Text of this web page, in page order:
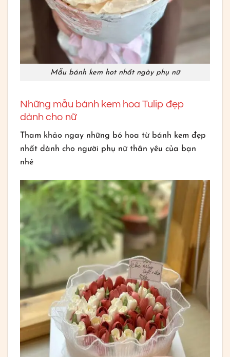
Mẫu bánh kem hot nhất ngày phụ nữ
Những mẫu bánh kem hoa Tulip đẹp
dành cho nữ
Tham khảo ngay những bó hoa từ bánh kem đẹp
nhất dành cho người phụ nữ thân yêu của bạn
nhé